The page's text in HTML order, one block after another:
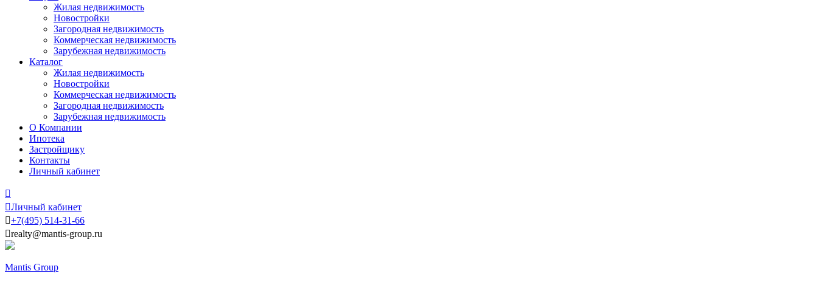
Жилая недвижимость
Новостройки
Загородная недвижимость
Коммерческая недвижимость
Зарубежная недвижимость
Каталог
Жилая недвижимость
Новостройки
Коммерческая недвижимость
Загородная недвижимость
Зарубежная недвижимость
О Компании
Ипотека
Застройщику
Контакты
Личный кабинет

Личный кабинет
+7(495) 514-31-66
realty@mantis-group.ru
Mantis Group